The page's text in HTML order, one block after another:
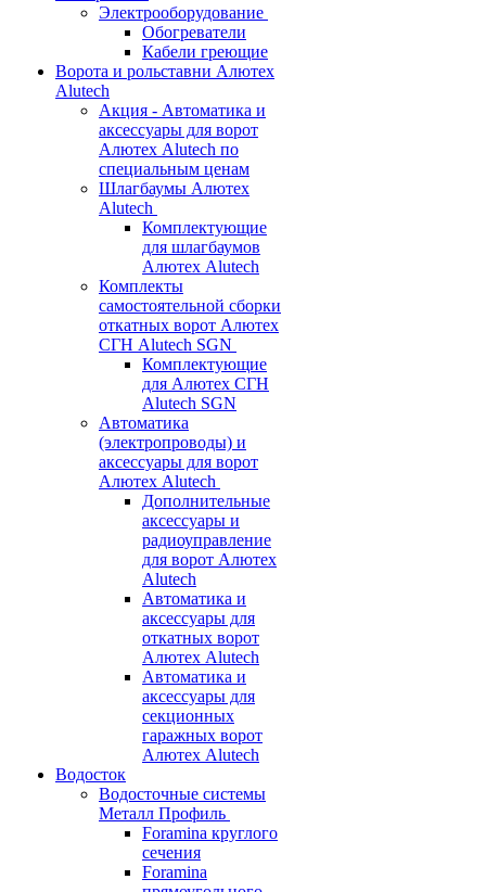
Электрооборудование
Обогреватели
Кабели греющие
Ворота и рольставни Алютех
Alutech
Акция - Автоматика и
аксессуары для ворот
Алютех Alutech по
специальным ценам
Шлагбаумы Алютех
Alutech
Комплектующие
для шлагбаумов
Алютех Alutech
Комплекты
самостоятельной сборки
откатных ворот Алютех
СГН Alutech SGN
Комплектующие
для Алютех СГН
Alutech SGN
Автоматика
(электропроводы) и
аксессуары для ворот
Алютех Alutech
Дополнительные
аксессуары и
радиоуправление
для ворот Алютех
Alutech
Автоматика и
аксессуары для
откатных ворот
Алютех Alutech
Автоматика и
аксессуары для
секционных
гаражных ворот
Алютех Alutech
Водосток
Водосточные системы
Металл Профиль
Foramina круглого
сечения
Foramina